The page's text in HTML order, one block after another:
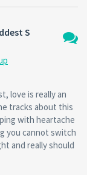
S
love is really an
tracks about this
with heartache
you cannot switch
and really should